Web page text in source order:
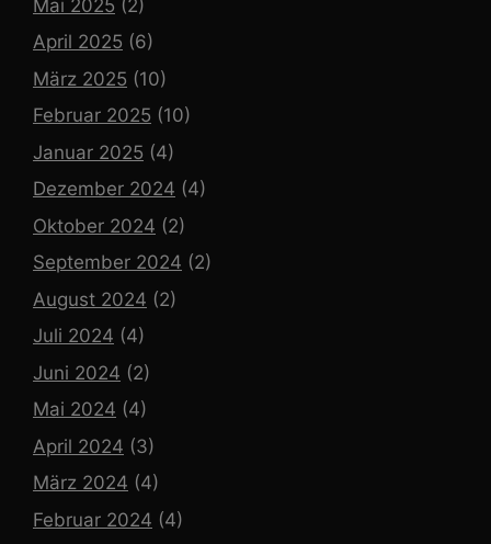
Mai 2025 (2)
April 2025 (6)
März 2025 (10)
Februar 2025 (10)
Januar 2025 (4)
Dezember 2024 (4)
Oktober 2024 (2)
September 2024 (2)
August 2024 (2)
Juli 2024 (4)
Juni 2024 (2)
Mai 2024 (4)
April 2024 (3)
März 2024 (4)
Februar 2024 (4)